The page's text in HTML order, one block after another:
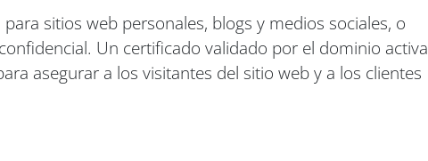
sitios web personales, blogs y medios sociales, o
Un certificado validado por el dominio activa
asegurar a los visitantes del sitio web y a los clientes